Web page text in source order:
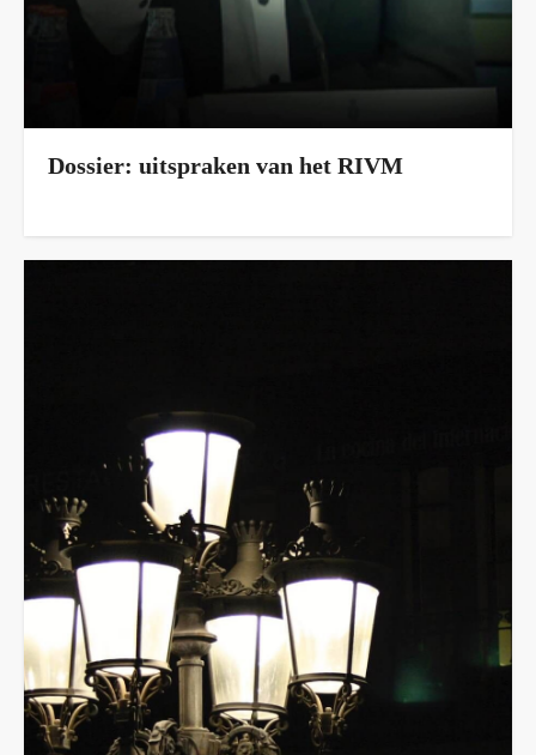
Dossier: uitspraken van het RIVM